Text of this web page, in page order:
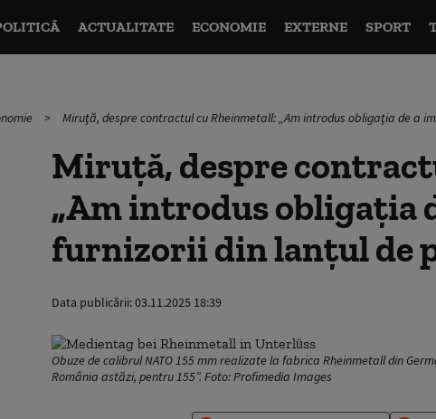
ACTUALITATE ECONOMIE EXTERNE SPORT
Miruţă, despre contractul cu Rheinmetall: „Am introdus obligaţia de a
Miruţă, despre
„Am introdus obligaţia
furnizorii din lanţul de
Data publicării:03.11.2025 18:39
Obuze de calibrul NATO 155 mm realizate la fabrica Rheinmetall din
România astăzi, pentru 155”. Foto: Profimedia Images